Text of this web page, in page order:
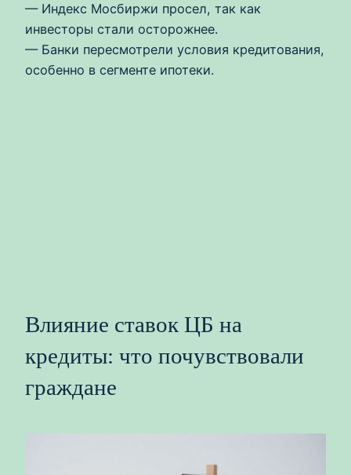
— Индекс Мосбиржи просел, так как
инвесторы стали осторожнее.
— Банки пересмотрели условия кредитования,
особенно в сегменте ипотеки.
Влияние ставок ЦБ на
кредиты: что почувствовали
граждане